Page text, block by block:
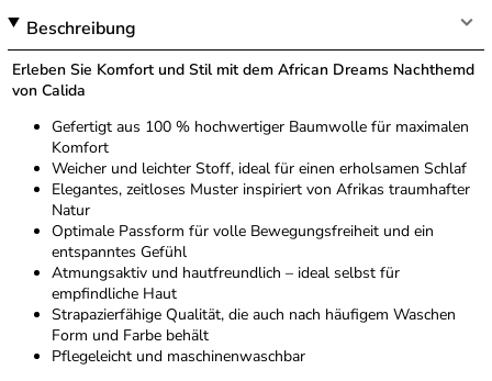
Beschreibung
Erleben Sie Komfort und Stil mit dem African Dreams Nachthemd
von Calida
Gefertigt aus 100 % hochwertiger Baumwolle für maximalen
Komfort
Weicher und leichter Stoff, ideal für einen erholsamen Schlaf
Elegantes, zeitloses Muster inspiriert von Afrikas traumhafter
Natur
Optimale Passform für volle Bewegungsfreiheit und ein
entspanntes Gefühl
Atmungsaktiv und hautfreundlich – ideal selbst für
empfindliche Haut
Strapazierfähige Qualität, die auch nach häufigem Waschen
Form und Farbe behält
Pflegeleicht und maschinenwaschbar